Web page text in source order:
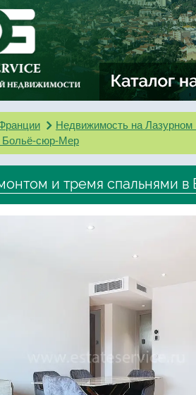
Недвижимость на Лазурном
Больё-сюр-Мер
и тремя спальнями в